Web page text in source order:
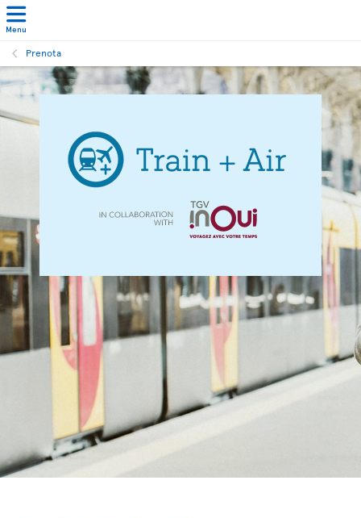
Menu
Prenota